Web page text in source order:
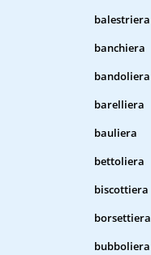
balestriera
banchiera
bandoliera
barelliera
bauliera
bettoliera
biscottiera
borsettiera
bubboliera